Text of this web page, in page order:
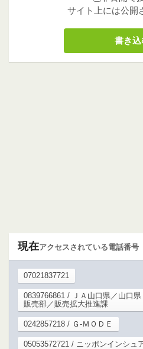
サイト上には公開
現在アクセスされている電話番号
07021837721
0839766861 / ＪＡ山口県／山口
販売部／販売拡大推進課
0242857218 / Ｇ‐ＭＯＤＥ
05053572721 / ニッポンインシュ